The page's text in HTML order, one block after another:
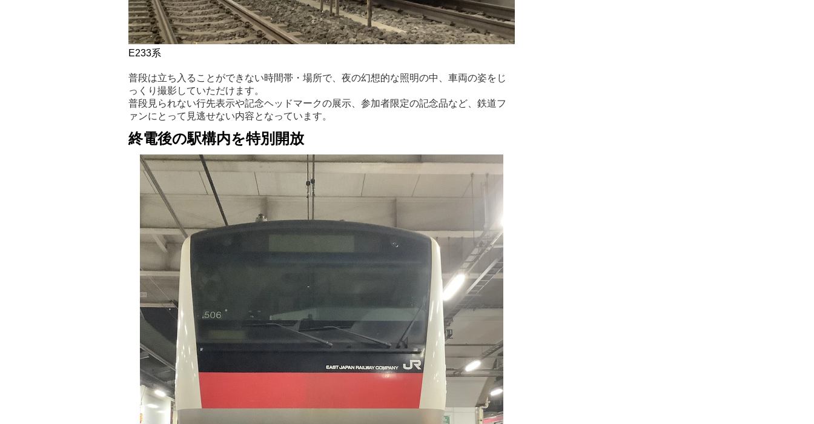
E233系
普段は立ち入ることができない時間帯・場所で、夜の幻想的な照明の中、車両の姿をじ
っくり撮影していただけます。
普段見られない行先表示や記念ヘッドマークの展示、参加者限定の記念品など、鉄道フ
ァンにとって見逃せない内容となっています。
終電後の駅構内を特別開放